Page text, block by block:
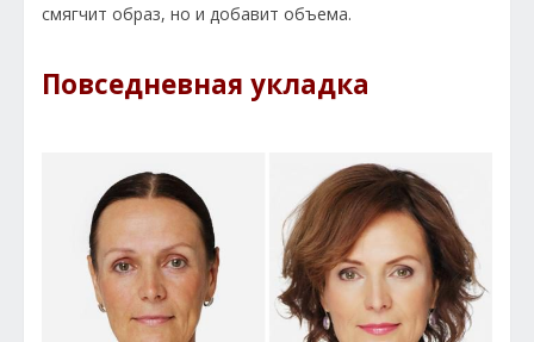
смягчит образ, но и добавит объема.
Повседневная укладка